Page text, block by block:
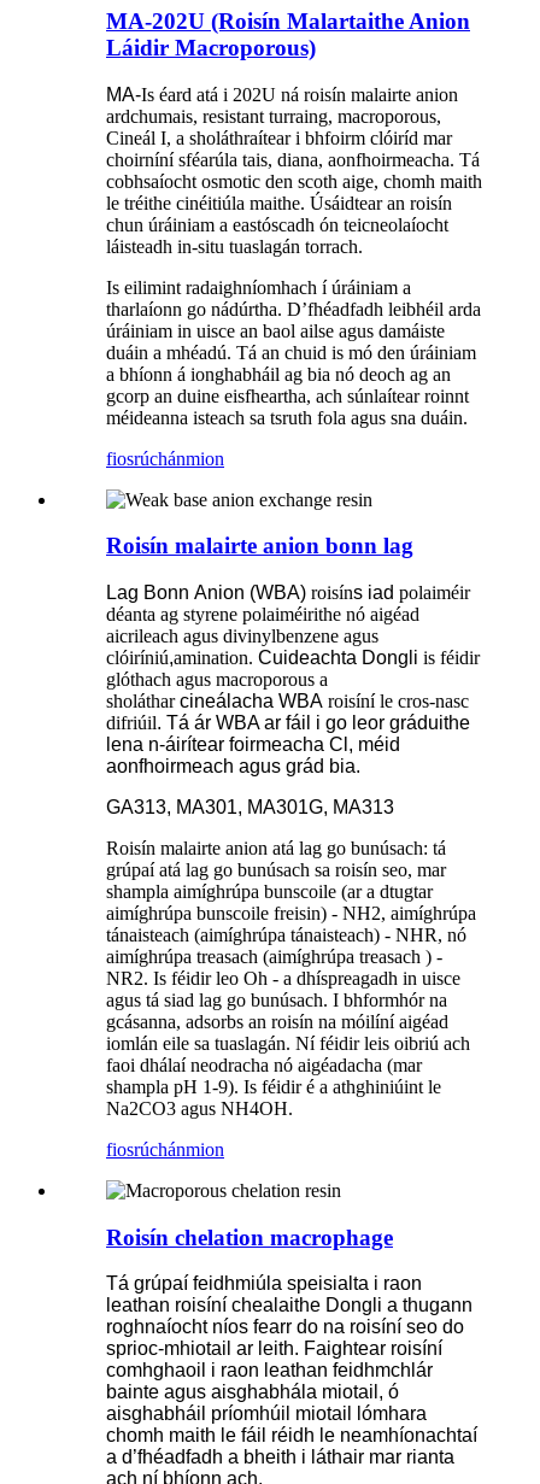
MA-202U (Roisín Malartaithe Anion
Láidir Macroporous)
MA-Is éard atá i 202U ná roisín malairte anion
ardchumais, resistant turraing, macroporous,
Cineál I, a sholáthraítear i bhfoirm clóiríd mar
choirníní sféarúla tais, diana, aonfhoirmeacha. Tá
cobhsaíocht osmotic den scoth aige, chomh maith
le tréithe cinéitiúla maithe. Úsáidtear an roisín
chun úráiniam a eastóscadh ón teicneolaíocht
láisteadh in-situ tuaslagán torrach.
Is eilimint radaighníomhach í úráiniam a
tharlaíonn go nádúrtha. D’fhéadfadh leibhéil arda
úráiniam in uisce an baol ailse agus damáiste
duáin a mhéadú. Tá an chuid is mó den úráiniam
a bhíonn á ionghabháil ag bia nó deoch ag an
gcorp an duine eisfheartha, ach súnlaítear roinnt
méideanna isteach sa tsruth fola agus sna duáin.
fiosrúchánmion
Roisín malairte anion bonn lag
Lag Bonn Anion (WBA) roisíns iad polaiméir
déanta ag styrene polaiméirithe nó aigéad
aicrileach agus divinylbenzene agus
clóiríniú,amination. Cuideachta Dongli is féidir
glóthach agus macroporous a
sholátharcineálacha WBA roisíní le cros-nasc
difriúil. Tá ár WBA ar fáil i go leor gráduithe
lena n-áirítear foirmeacha Cl, méid
aonfhoirmeach agus grád bia.
GA313, MA301, MA301G, MA313
Roisín malairte anion atá lag go bunúsach: tá
grúpaí atá lag go bunúsach sa roisín seo, mar
shampla aimíghrúpa bunscoile (ar a dtugtar
aimíghrúpa bunscoile freisin) - NH2, aimíghrúpa
tánaisteach (aimíghrúpa tánaisteach) - NHR, nó
aimíghrúpa treasach (aimíghrúpa treasach ) -
NR2. Is féidir leo Oh - a dhíspreagadh in uisce
agus tá siad lag go bunúsach. I bhformhór na
gcásanna, adsorbs an roisín na móilíní aigéad
iomlán eile sa tuaslagán. Ní féidir leis oibriú ach
faoi dhálaí neodracha nó aigéadacha (mar
shampla pH 1-9). Is féidir é a athghiniúint le
Na2CO3 agus NH4OH.
fiosrúchánmion
Roisín chelation macrophage
Tá grúpaí feidhmiúla speisialta i raon
leathan roisíní chealaithe Dongli a thugann
roghnaíocht níos fearr do na roisíní seo do
sprioc-mhiotail ar leith. Faightear roisíní
comhghaoil ​​i raon leathan feidhmchlár
bainte agus aisghabhála miotail, ó
aisghabháil príomhúil miotail lómhara
chomh maith le fáil réidh le neamhíonachtaí
a d’fhéadfadh a bheith i láthair mar rianta
ach ní bhíonn ach.